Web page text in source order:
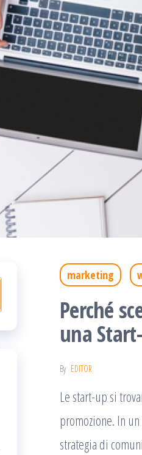
marketing
Perché
una
By EDITOR
Le start-up si
promozione. In
strategia di